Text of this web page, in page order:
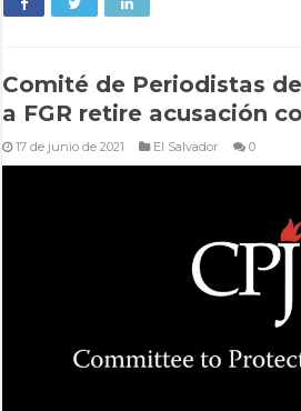
Comité de Periodistas
a FGR retire acusación
17 de junio de 2021 El Salvador 0